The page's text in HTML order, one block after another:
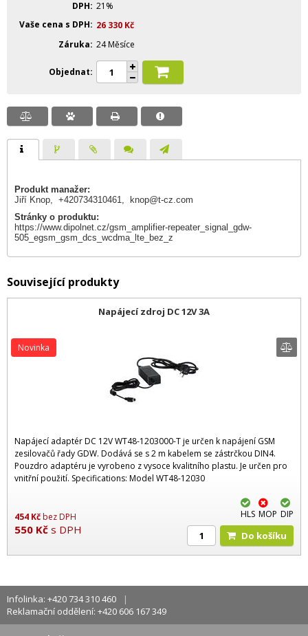
DPH 21%
Vaše cena s DPH
26 330 Kč
Záruka 24 Měsíce
Objednat
Produkt manažer:
Jiří Knop, +420734310461,
knop@t-cz.com
Stránky o produktu:
https://www.dipolnet.cz/gsm_amplifier-repeater_signal_gdw-
505_egsm_gsm_dcs_wcdma_lte_bez_z
Související produkty
Napájecí zdroj DC 12V 3A
Napájecí adaptér DC 12V WT48-1203000-T je určen k napájení GSM
zesilovačů řady GDW. Dodává se s 2 m kabelem se zástrčkou DIN4.
Pouzdro adaptéru je vyrobeno z vysoce kvalitního plastu. Je určen pro
vnitřní použití. Specifications: Model WT48-12030
454 Kčbez DPH
550 Kč s DPH
Novinka
HLS MOP DIP
Do košíku
Infolinka: +420 734 310 460
Reklamační oddělení: +420 606 167 349